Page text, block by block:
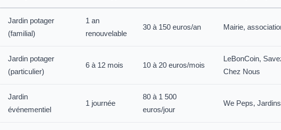
Jardin potager
(familial)
1 an
renouvelable
30 à 150 euros/an Mairie,
Jardin potager
(particulier)
6 à 12 mois 10 à 20 euros/mois
LeBonCoin,
Chez Nous
Jardin
événementiel
1 journée
80 à 1 500
euros/jour
We Peps,